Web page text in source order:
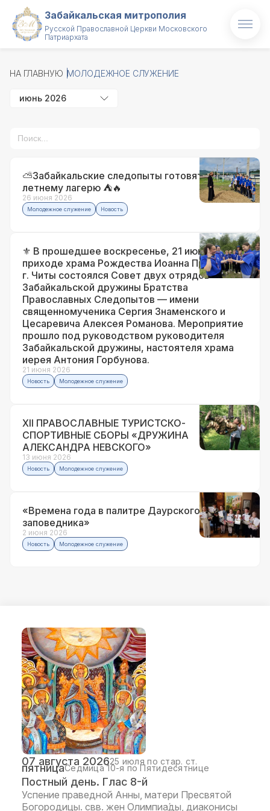
Забайкальская митрополия
Русской Православной Церкви Московского
Патриархата
О митрополии
Новости
Образование
Контакты
НА ГЛАВНУЮ МОЛОДЕЖНОЕ СЛУЖЕНИЕ
июнь 2026
⛅Забайкальские следопыты готовятся к
летнему лагерю ⛺🔥
26 июня 2026
Молодежное служение Новость
⚜ В прошедшее воскресенье, 21 июня, на
приходе храма Рождества Иоанна Предтечи
г. Читы состоялся Совет двух отрядов
Забайкальской дружины Братства
Православных Следопытов — имени
священномученика Сергия Знаменского и
Цесаревича Алексея Романова. Мероприятие
прошло под руководством руководителя
Забайкальской дружины, настоятеля храма
иерея Антония Горбунова.
21 июня 2026
Новость Молодежное служение
XII ПРАВОСЛАВНЫЕ ТУРИСТСКО-
СПОРТИВНЫЕ СБОРЫ «ДРУЖИНА
АЛЕКСАНДРА НЕВСКОГО»
13 июня 2026
Новость Молодежное служение
«Времена года в палитре Даурского
заповедника»
2 июня 2026
Новость Молодежное служение
07 августа 202625 июля по стар. ст.
пятницаСедмица 10-я по Пятидесятнице
Постный день. Глас 8-й
Успение праведной Анны, матери Пресвятой
Богородицы. свв. жен Олимпиа́ды, диаконисы